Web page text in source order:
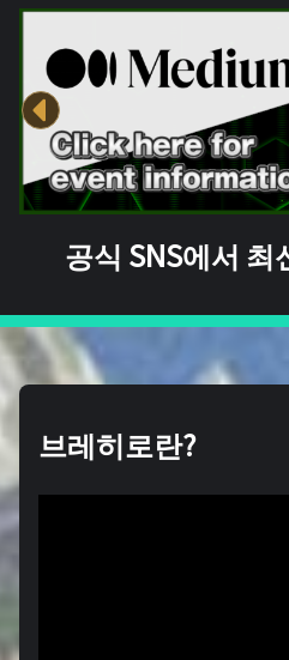
공식 SNS에서 최
브레히로란?